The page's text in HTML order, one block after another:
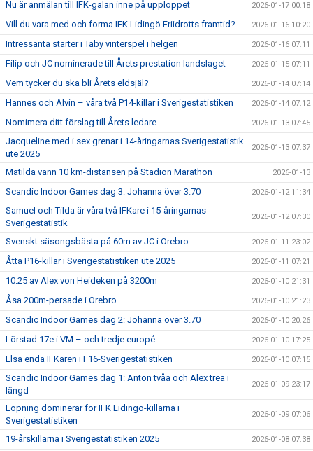
Nu är anmälan till IFK-galan inne på upploppet 2026-01-17 00:18
Vill du vara med och forma IFK Lidingö Friidrotts framtid? 2026-01-16 10:20
Intressanta starter i Täby vinterspel i helgen 2026-01-16 07:11
Filip och JC nominerade till Årets prestation landslaget 2026-01-15 07:11
Vem tycker du ska bli Årets eldsjäl? 2026-01-14 07:14
Hannes och Alvin – våra två P14-killar i Sverigestatistiken 2026-01-14 07:12
Nomimera ditt förslag till Årets ledare 2026-01-13 07:45
Jacqueline med i sex grenar i 14-åringarnas Sverigestatistik
ute 2025
2026-01-13 07:37
Matilda vann 10 km-distansen på Stadion Marathon 2026-01-13
Scandic Indoor Games dag 3: Johanna över 3.70 2026-01-12 11:34
Samuel och Tilda är våra två IFKare i 15-åringarnas
Sverigestatistik
2026-01-12 07:30
Svenskt säsongsbästa på 60m av JC i Örebro 2026-01-11 23:02
Åtta P16-killar i Sverigestatistiken ute 2025 2026-01-11 07:21
10:25 av Alex von Heideken på 3200m 2026-01-10 21:31
Åsa 200m-persade i Örebro 2026-01-10 21:23
Scandic Indoor Games dag 2: Johanna över 3.70 2026-01-10 20:26
Lörstad 17e i VM – och tredje europé 2026-01-10 17:25
Elsa enda IFKaren i F16-Sverigestatistiken 2026-01-10 07:15
Scandic Indoor Games dag 1: Anton tvåa och Alex trea i
längd
2026-01-09 23:17
Löpning dominerar för IFK Lidingö-killarna i
Sverigestatistiken
2026-01-09 07:06
19-årskillarna i Sverigestatistiken 2025 2026-01-08 07:38